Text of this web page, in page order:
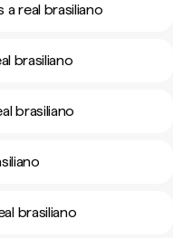
a real brasiliano
brasiliano
brasiliano
brasiliano